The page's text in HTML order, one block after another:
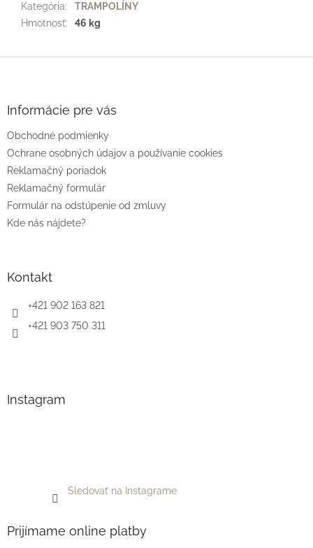
Kategória:
TRAMPOLÍNY
Hmotnosť: 46 kg
e
Informácie pre vás
Obchodné podmienky
Ochrane osobných údajov a používanie cookies
Reklamačný poriadok
Reklamačný formulár
Formulár na odstúpenie od zmluvy
Kde nás nájdete?
Kontakt
+421 902 163 821
+421 903 750 311
Instagram
Sledovať na Instagrame
Prijímame online platby